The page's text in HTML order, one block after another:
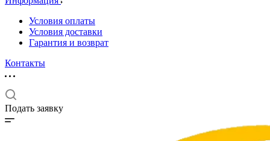
Условия оплаты
Условия доставки
Гарантия и возврат
Контакты
Подать заявку